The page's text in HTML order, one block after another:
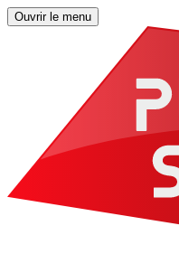
Ouvrir le menu